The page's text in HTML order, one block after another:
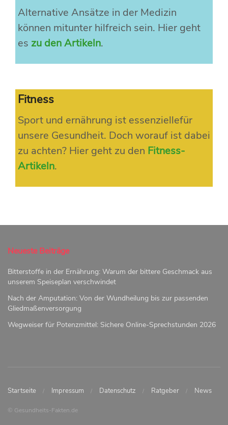
Alternative Ansätze in der Medizin
können mitunter hilfreich sein. Hier geht
es zu den Artikeln.
Fitness
Sport und ernährung ist essenziellefür
unsere Gesundheit. Doch worauf ist dabei
zu achten? Hier geht zu den Fitness-
Artikeln.
Neueste Beiträge
Bitterstoffe in der Ernährung: Warum der bittere Geschmack aus
unserem Speiseplan verschwindet
Nach der Amputation: Von der Wundheilung bis zur passenden
Gliedmaßenversorgung
Wegweiser für Potenzmittel: Sichere Online-Sprechstunden 2026
Startseite Impressum Datenschutz Ratgeber News
© Gesundheits-Fakten.de